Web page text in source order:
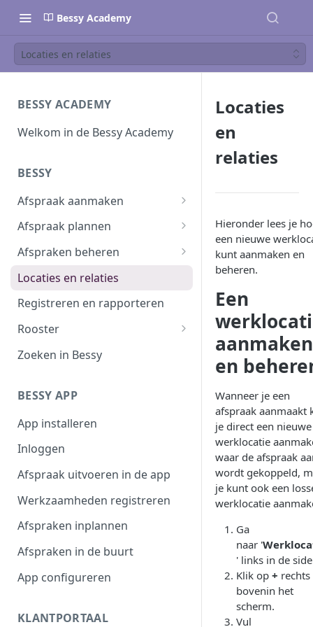
Bessy Academy
Locaties en relaties
BESSY ACADEMY
Welkom in de Bessy Academy
BESSY
Afspraak aanmaken
Afspraak aanmaken
Afspraken importeren
Afspraak plannen
Inplannen
Planning wijzigen
Plannen in batch
Afspraken beheren
Afspraak verwerken
Planbord
Filteroverzicht
Afspraaktoegang
Locaties en relaties
Registreren en rapporteren
Rooster
Werktijden
Plannen in beschikbaarheid
Shifts
Zoeken in Bessy
BESSY APP
App installeren
Inloggen
Afspraak uitvoeren in de app
Werkzaamheden registreren
Afspraken inplannen
Afspraken in de buurt
App configureren
KLANTPORTAAL
Locaties
en
relaties
Hieronder lees je
een nieuwe
kunt aanmaken en
beheren.
Een
aanmaken
en
Wanneer je een
afspraak aanmaakt
je direct een nieuwe
werklocatie
waar de afspraak
wordt gekoppeld,
je kunt ook een
werklocatie
Ga
naar '
' links in de
Klik op + rechts
bovenin het
scherm.
Vul